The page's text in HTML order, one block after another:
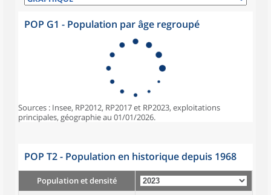
POP G1 - Population par âge regroupé
Sources : Insee, RP2012, RP2017 et RP2023, exploitations
principales, géographie au 01/01/2026.
POP T2 - Population en historique depuis 1968
Population et densité